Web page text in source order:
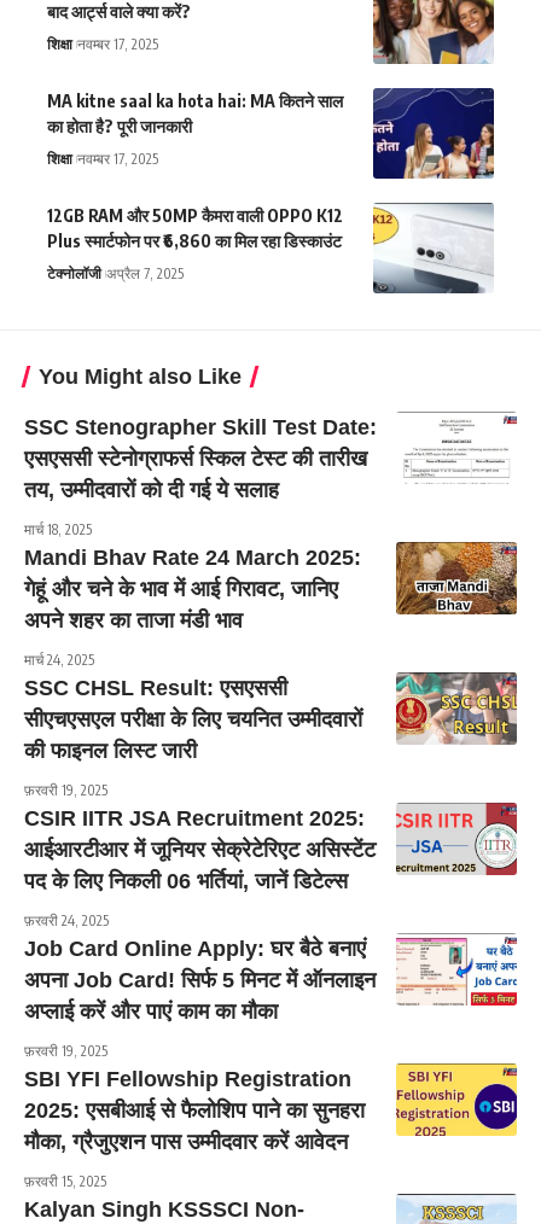
बाद आर्ट्स वाले क्या करें?
शिक्षा नवम्बर 17, 2025
MA kitne saal ka hota hai: MA कितने साल
का होता है? पूरी जानकारी
शिक्षा नवम्बर 17, 2025
12GB RAM और 50MP कैमरा वाली OPPO K12
Plus स्मार्टफोन पर ₹6,860 का मिल रहा डिस्काउंट
टेक्नोलॉजी अप्रैल 7, 2025
You Might also Like
SSC Stenographer Skill Test Date:
एसएससी स्टेनोग्राफर्स स्किल टेस्ट की तारीख
तय, उम्मीदवारों को दी गई ये सलाह
मार्च 18, 2025
Mandi Bhav Rate 24 March 2025:
गेहूं और चने के भाव में आई गिरावट, जानिए
अपने शहर का ताजा मंडी भाव
मार्च 24, 2025
SSC CHSL Result: एसएससी
सीएचएसएल परीक्षा के लिए चयनित उम्मीदवारों
की फाइनल लिस्ट जारी
फ़रवरी 19, 2025
CSIR IITR JSA Recruitment 2025:
आईआरटीआर में जूनियर सेक्रेटेरिएट असिस्टेंट
पद के लिए निकली 06 भर्तियां, जानें डिटेल्स
फ़रवरी 24, 2025
Job Card Online Apply: घर बैठे बनाएं
अपना Job Card! सिर्फ 5 मिनट में ऑनलाइन
अप्लाई करें और पाएं काम का मौका
फ़रवरी 19, 2025
SBI YFI Fellowship Registration
2025: एसबीआई से फैलोशिप पाने का सुनहरा
मौका, ग्रैजुएशन पास उम्मीदवार करें आवेदन
फ़रवरी 15, 2025
Kalyan Singh KSSSCI Non-